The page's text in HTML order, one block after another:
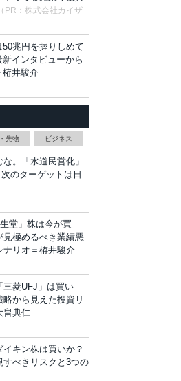
（PR：株式会社カイザ
兆円を握りしめて
インタビューから
栫井駿介
先物 ビジネス
。「水道民営化」
のターゲットは日
堂」株は今が買
見極めるべき業績悪
ナリオ＝栫井駿介
三菱UFJ」は買い
から見えた投資リ
畠典仁
キン株は買いか？
すべきリスクと3つの